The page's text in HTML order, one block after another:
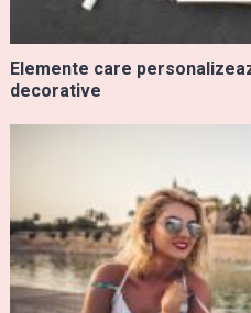
Elemente care
decorative